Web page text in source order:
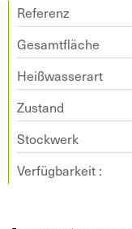
Referenz
Gesamtfläche
Heißwasserart
Zustand
Stockwerk
Verfügbarkeit :